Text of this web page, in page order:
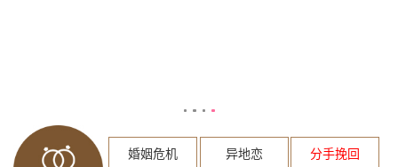
婚姻危机 异地恋
分手挽回